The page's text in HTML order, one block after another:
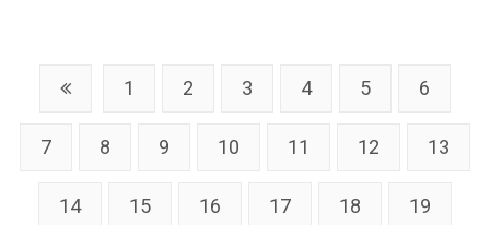
1 2 3 4 5 6
7 8 9 10 11 12 13
14 15 16 17 18 19